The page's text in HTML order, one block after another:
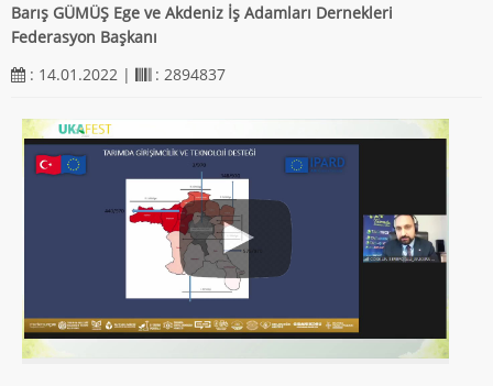
Barış GÜMÜŞ Ege ve Akdeniz İş Adamları Dernekleri
Federasyon Başkanı
: 14.01.2022 |
: 2894837